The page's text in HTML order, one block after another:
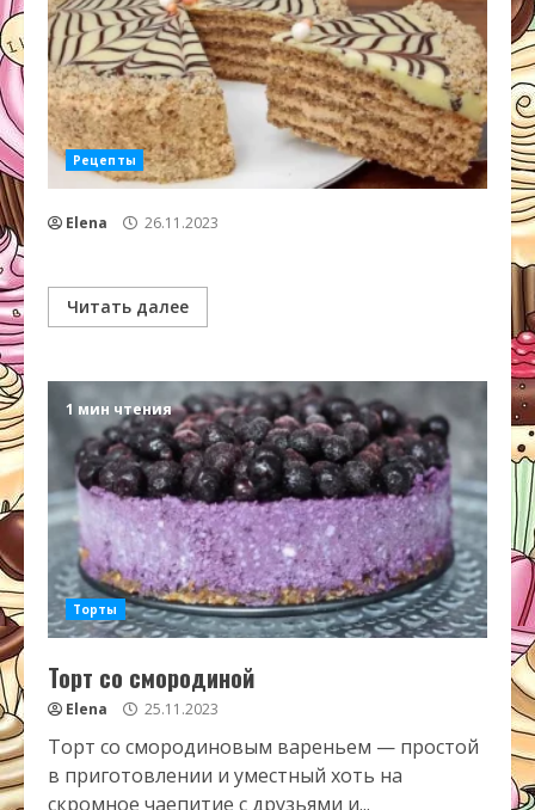
Рецепты
Elena 26.11.2023
Читать далее
1 мин чтения
Торты
Торт со смородиной
Elena 25.11.2023
Торт со смородиновым вареньем — простой
в приготовлении и уместный хоть на
скромное чаепитие с друзьями и...